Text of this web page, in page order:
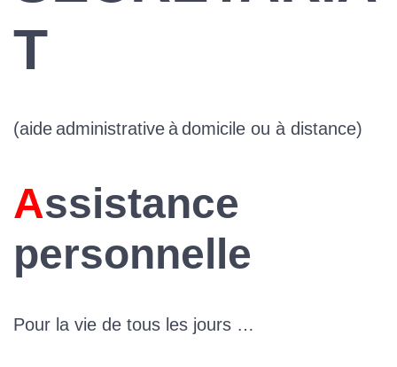
T
(aide administrative à domicile ou à distance)
Assistance
personnelle
Pour la vie de tous les jours …